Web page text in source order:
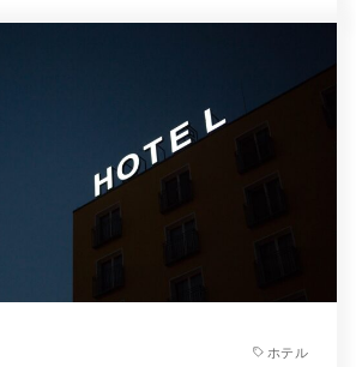
ホテル